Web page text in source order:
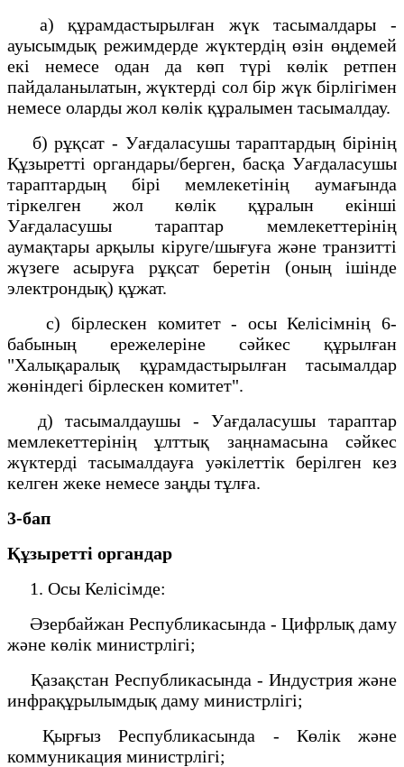
а) құрамдастырылған жүк тасымалдары -
ауысымдық режимдерде жүктердің өзін өңдемей
екі немесе одан да көп түрі көлік ретпен
пайдаланылатын, жүктерді сол бір жүк бірлігімен
немесе оларды жол көлік құралымен тасымалдау.
б) рұқсат - Уағдаласушы тараптардың бірінің
Құзыретті органдары/берген, басқа Уағдаласушы
тараптардың бірі мемлекетінің аумағында
тіркелген жол көлік құралын екінші
Уағдаласушы тараптар мемлекеттерінің
аумақтары арқылы кіруге/шығуға және транзитті
жүзеге асыруға рұқсат беретін (оның ішінде
электрондық) құжат.
с) бірлескен комитет - осы Келісімнің 6-
бабының ережелеріне сәйкес құрылған
"Халықаралық құрамдастырылған тасымалдар
жөніндегі бірлескен комитет".
д) тасымалдаушы - Уағдаласушы тараптар
мемлекеттерінің ұлттық заңнамасына сәйкес
жүктерді тасымалдауға уәкілеттік берілген кез
келген жеке немесе заңды тұлға.
3-бап
Құзыретті органдар
1. Осы Келісімде:
Әзербайжан Республикасында - Цифрлық даму
және көлік министрлігі;
Қазақстан Республикасында - Индустрия және
инфрақұрылымдық даму министрлігі;
Қырғыз Республикасында - Көлік және
коммуникация министрлігі;